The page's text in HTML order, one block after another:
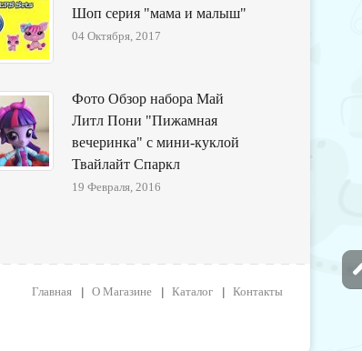
Шоп серия "мама и малыш"
04 Октября, 2017
Фото Обзор набора Май
Литл Пони "Пижамная
вечеринка" с мини-куклой
Твайлайт Спаркл
19 Февраля, 2016
Главная О Магазине Каталог Контакты